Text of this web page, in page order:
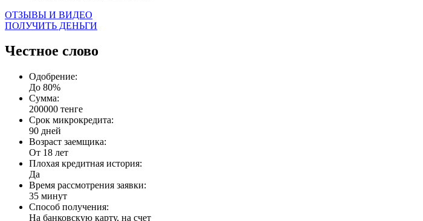
ОТЗЫВЫ И ВИДЕО
ПОЛУЧИТЬ ДЕНЬГИ
Честное слово
Одобрение:
До 80%
Сумма:
200000 тенге
Срок микрокредита:
90 дней
Возраст заемщика:
От 18 лет
Плохая кредитная история:
Да
Время рассмотрения заявки:
35 минут
Способ получения:
На банковскую карту, на счет